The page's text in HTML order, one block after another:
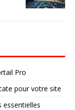
Pro
pour votre site
essentielles